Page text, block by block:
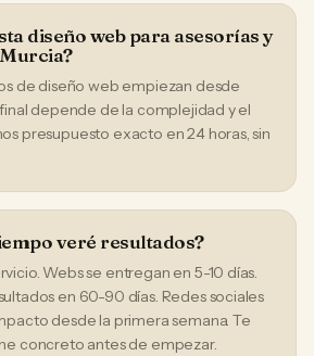
diseño web para asesorías y
de diseño web empiezan desde
depende de la complejidad y el
presupuesto exacto en 24 horas, sin
veré resultados?
Webs se entregan en 5-10 días.
en 60-90 días. Redes sociales
desde la primera semana. Te
concreto antes de empezar.